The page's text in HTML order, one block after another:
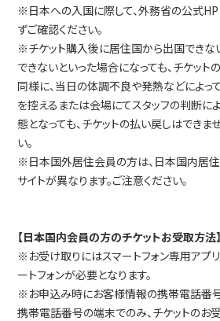
※日本への入国に際して、外務省の公式
ずご確認ください。
※チケット購入後に居住国から出国できな
できないといった場合になっても、チケット
同様に、当日の体調不良や発熱などによっ
を控えるまたは会場にてスタッフの判断に
態となっても、チケットの払い戻しはできま
い。
※日本国外居住会員の方は、日本国内居
サイトが異なります。ご注意ください。
【日本国内会員の方のチケットお受取方法】
※お受け取りにはスマートフォン専用アプリ
ートフォンが必要となります。
※お申込み時にお客様情報の携帯電話番
携帯電話番号の端末でのみ、チケットのお